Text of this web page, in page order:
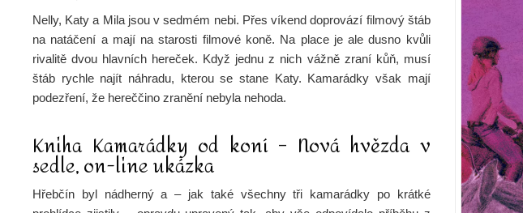
Nelly, Katy a Mila jsou v sedmém nebi. Přes víkend doprovází filmový štáb
na natáčení a mají na starosti filmové koně. Na place je ale dusno kvůli
rivalitě dvou hlavních hereček. Když jednu z nich vážně zraní kůň, musí
štáb rychle najít náhradu, kterou se stane Katy. Kamarádky však mají
podezření, že hereččino zranění nebyla nehoda.
Kniha Kamarádky od koní – Nová hvězda v
sedle, on-line ukázka
Hřebčín byl nádherný a – jak také všechny tři kamarádky po krátké